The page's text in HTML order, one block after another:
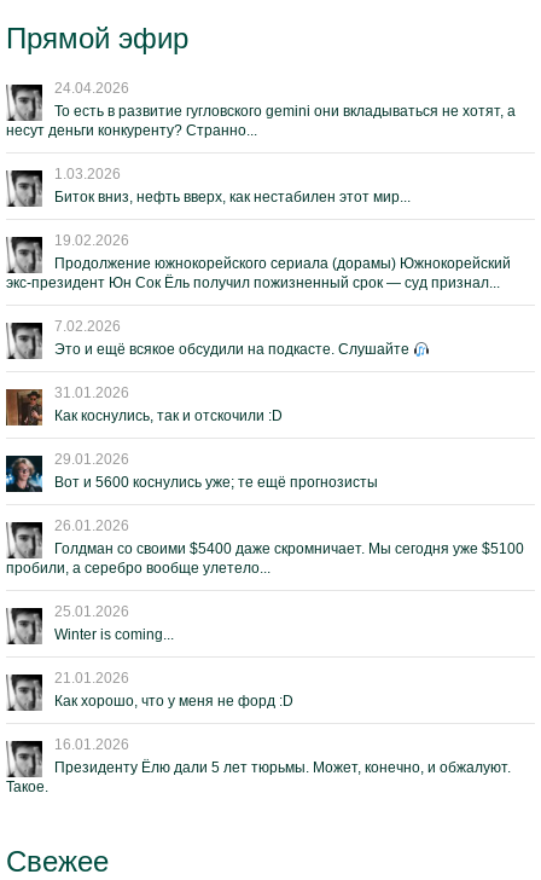
Прямой эфир
24.04.2026
То есть в развитие гугловского gemini они вкладываться не хотят, а
несут деньги конкуренту? Странно...
1.03.2026
Биток вниз, нефть вверх, как нестабилен этот мир...
19.02.2026
Продолжение южнокорейского сериала (дорамы) Южнокорейский
экс-президент Юн Сок Ёль получил пожизненный срок — суд признал...
7.02.2026
Это и ещё всякое обсудили на подкасте. Слушайте
31.01.2026
Как коснулись, так и отскочили :D
29.01.2026
Вот и 5600 коснулись уже; те ещё прогнозисты
26.01.2026
Голдман со своими $5400 даже скромничает. Мы сегодня уже $5100
пробили, а серебро вообще улетело...
25.01.2026
Winter is coming...
21.01.2026
Как хорошо, что у меня не форд :D
16.01.2026
Президенту Ёлю дали 5 лет тюрьмы. Может, конечно, и обжалуют.
Такое.
Свежее